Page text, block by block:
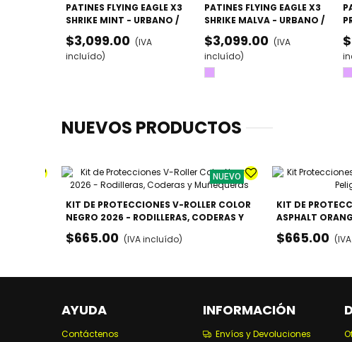
PATINES FLYING EAGLE X3
SHRIKE MINT - URBANO /
FREESKATE (DOBLE TALLA)
$3,099.00 (IVA
incluído)
PATINES FLYING EAGLE X3
SHRIKE MALVA - URBANO /
FREESKATE
$3,099.00 (IVA
incluído)
NUEVOS PRODUCTOS
NUEVO
KIT DE PROTECCIONES V-ROLLER COLOR
NEGRO 2026 - RODILLERAS, CODERAS Y
MUÑEQUERAS
$665.00 (IVA incluído)
KIT DE
ASPHALT
CODERAS Y
$665.00
AYUDA
Contáctenos
INFORMACIÓN
Envíos y Devoluciones